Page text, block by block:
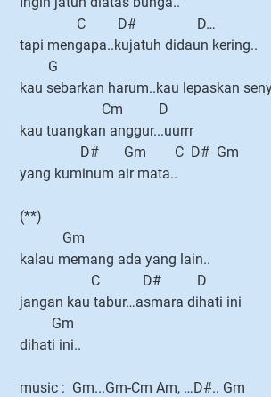
C D# D…
tapi mengapa..kujatuh didaun kering..
G
kau sebarkan harum..kau lepaskan
Cm D
kau tuangkan anggur...uurrr
D# Gm C D# Gm
yang kuminum air mata..
(**)
Gm
kalau memang ada yang lain..
C D# D
jangan kau tabur…asmara dihati ini
Gm
dihati ini..
music : Gm...Gm-Cm Am, …D#.. Gm